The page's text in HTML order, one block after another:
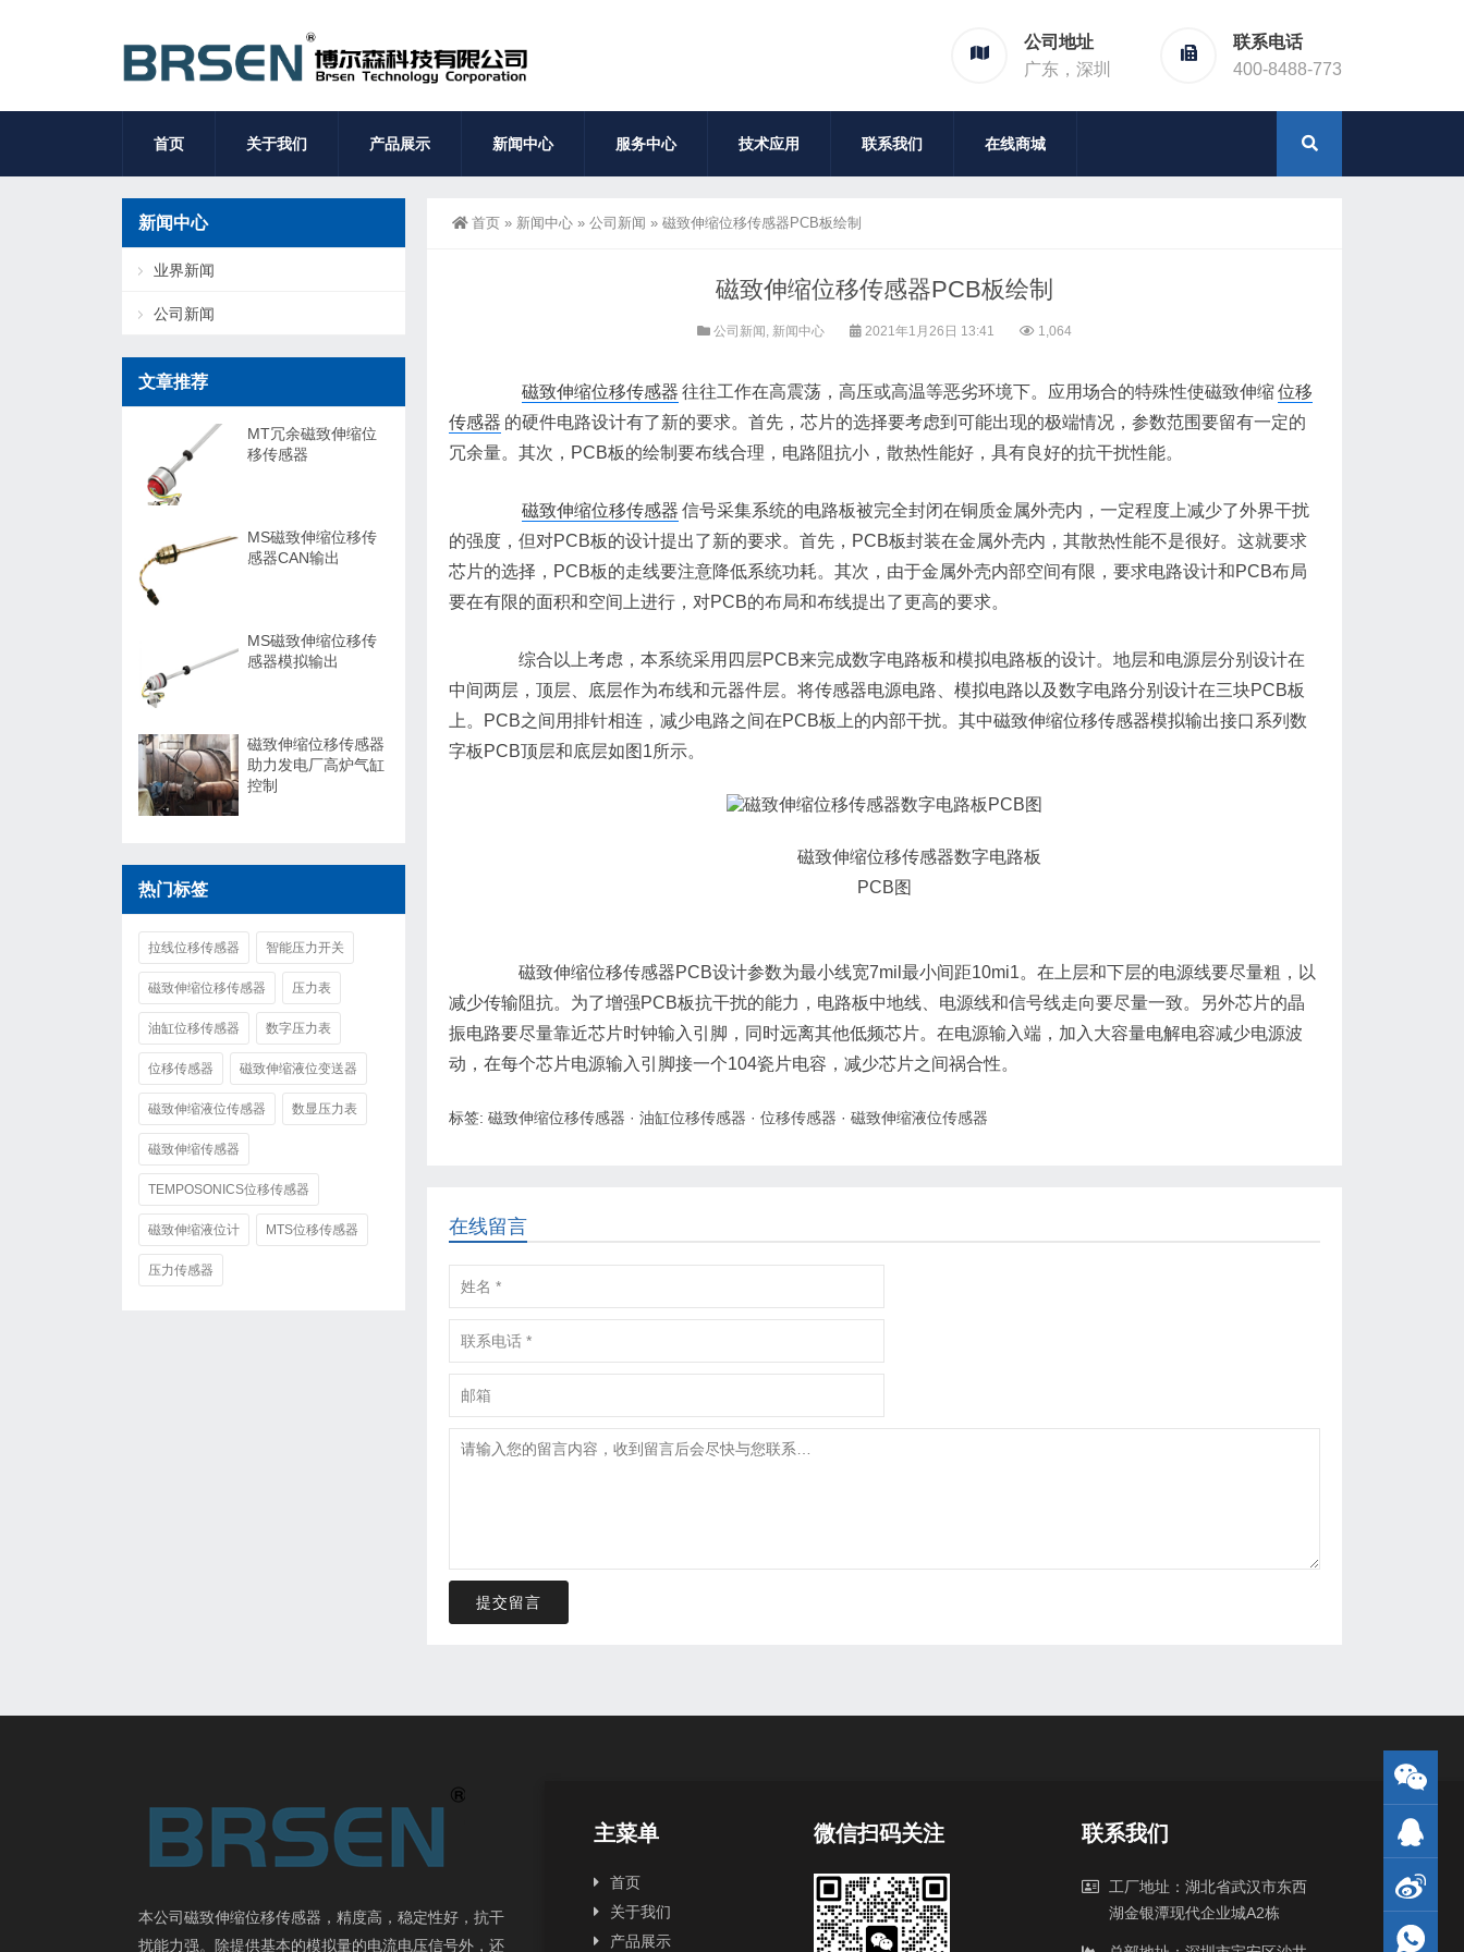
公司地址
广东，深圳
联系电话
400-8488-773
首页 关于我们 产品展示 新闻中心 服务中心 技术应用 联系我们 在线商城
首页 » 新闻中心 » 公司新闻 » 磁致伸缩位移传感器PCB板绘制
磁致伸缩位移传感器PCB板绘制
公司新闻 , 新闻中心 2021年1月26日 13:41 1,064
磁致伸缩位移传感器 往往工作在高震荡，高压或高温等恶劣环境下。应用场合的特殊性使磁致伸缩位移
传感器 的硬件电路设计有了新的要求。首先，芯片的选择要考虑到可能出现的极端情况，参数范围要留有一定的
冗余量。其次，PCB板的绘制要布线合理，电路阻抗小，散热性能好，具有良好的抗干扰性能。
磁致伸缩位移传感器 信号采集系统的电路板被完全封闭在铜质金属外壳内，一定程度上减少了外界干扰
的强度，但对PCB板的设计提出了新的要求。首先，PCB板封装在金属外壳内，其散热性能不是很好。这就要求
芯片的选择，PCB板的走线要注意降低系统功耗。其次，由于金属外壳内部空间有限，要求电路设计和PCB布局
要在有限的面积和空间上进行，对PCB的布局和布线提出了更高的要求。
综合以上考虑，本系统采用四层PCB来完成数字电路板和模拟电路板的设计。地层和电源层分别设计在
中间两层，顶层、底层作为布线和元器件层。将传感器电源电路、模拟电路以及数字电路分别设计在三块PCB板
上。PCB之间用排针相连，减少电路之间在PCB板上的内部干扰。其中磁致伸缩位移传感器模拟输出接口系列数
字板PCB顶层和底层如图1所示。
磁致伸缩位移传感器数字电路板
PCB图
磁致伸缩位移传感器PCB设计参数为最小线宽7mil最小间距10mi1。在上层和下层的电源线要尽量粗，以
减少传输阻抗。为了增强PCB板抗干扰的能力，电路板中地线、电源线和信号线走向要尽量一致。另外芯片的晶
振电路要尽量靠近芯片时钟输入引脚，同时远离其他低频芯片。在电源输入端，加入大容量电解电容减少电源波
动，在每个芯片电源输入引脚接一个104瓷片电容，减少芯片之间祸合性。
标签: 磁致伸缩位移传感器 · 油缸位移传感器 · 位移传感器 · 磁致伸缩液位传感器
在线留言
提交留言
新闻中心
业界新闻
公司新闻
文章推荐
MT冗余磁致伸缩位
移传感器
MS磁致伸缩位移传
感器CAN输出
MS磁致伸缩位移传
感器模拟输出
磁致伸缩位移传感器
助力发电厂高炉气缸
控制
热门标签
拉线位移传感器 智能压力开关
磁致伸缩位移传感器 压力表
油缸位移传感器 数字压力表
位移传感器 磁致伸缩液位变送器
磁致伸缩液位传感器 数显压力表
磁致伸缩传感器
TEMPOSONICS位移传感器
磁致伸缩液位计 MTS位移传感器
压力传感器
本公司磁致伸缩位移传感器，精度高，稳定性好，抗干
扰能力强。除提供基本的模拟量的电流电压信号外，还
主菜单
首页
关于我们
产品展示
微信扫码关注 联系我们
工厂地址：湖北省武汉市东西
湖金银潭现代企业城A2栋